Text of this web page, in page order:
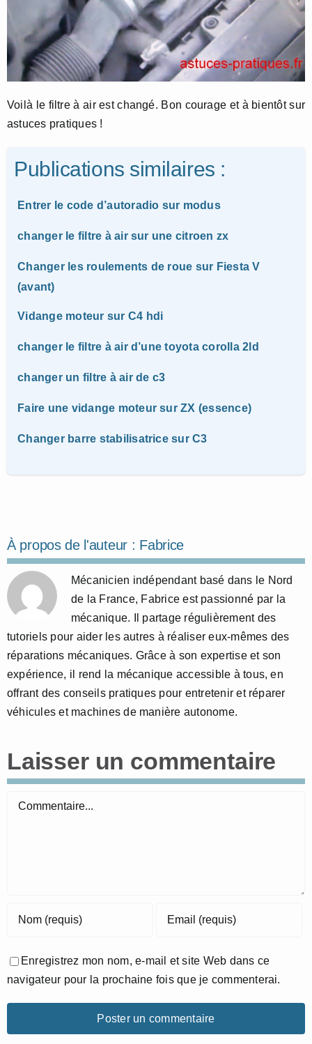
Voilà le filtre à air est changé. Bon courage et à bientôt sur
astuces pratiques !
Publications similaires :
Entrer le code d’autoradio sur modus
changer le filtre à air sur une citroen zx
Changer les roulements de roue sur Fiesta V
(avant)
Vidange moteur sur C4 hdi
changer le filtre à air d’une toyota corolla 2ld
changer un filtre à air de c3
Faire une vidange moteur sur ZX (essence)
Changer barre stabilisatrice sur C3
À propos de l'auteur : Fabrice
Mécanicien indépendant basé dans le Nord
de la France, Fabrice est passionné par la
mécanique. Il partage régulièrement des
tutoriels pour aider les autres à réaliser eux-mêmes des
réparations mécaniques. Grâce à son expertise et son
expérience, il rend la mécanique accessible à tous, en
offrant des conseils pratiques pour entretenir et réparer
véhicules et machines de manière autonome.
Laisser un commentaire
Commentaire
Enregistrez mon nom, e-mail et site Web dans ce
navigateur pour la prochaine fois que je commenterai.